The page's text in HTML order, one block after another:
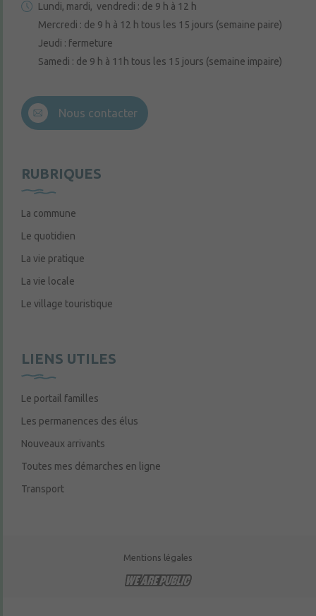
Lundi, mardi, vendredi : de 9 h à 12 h
Mercredi : de 9 h à 12 h tous les 15 jours (semaine paire)
Jeudi : fermeture
Samedi : de 9 h à 11h tous les 15 jours (semaine impaire)
Nous contacter
RUBRIQUES
La commune
Le quotidien
La vie pratique
La vie locale
Le village touristique
LIENS UTILES
Le portail familles
Les permanences des élus
Nouveaux arrivants
Toutes mes démarches en ligne
Transport
Mentions légales